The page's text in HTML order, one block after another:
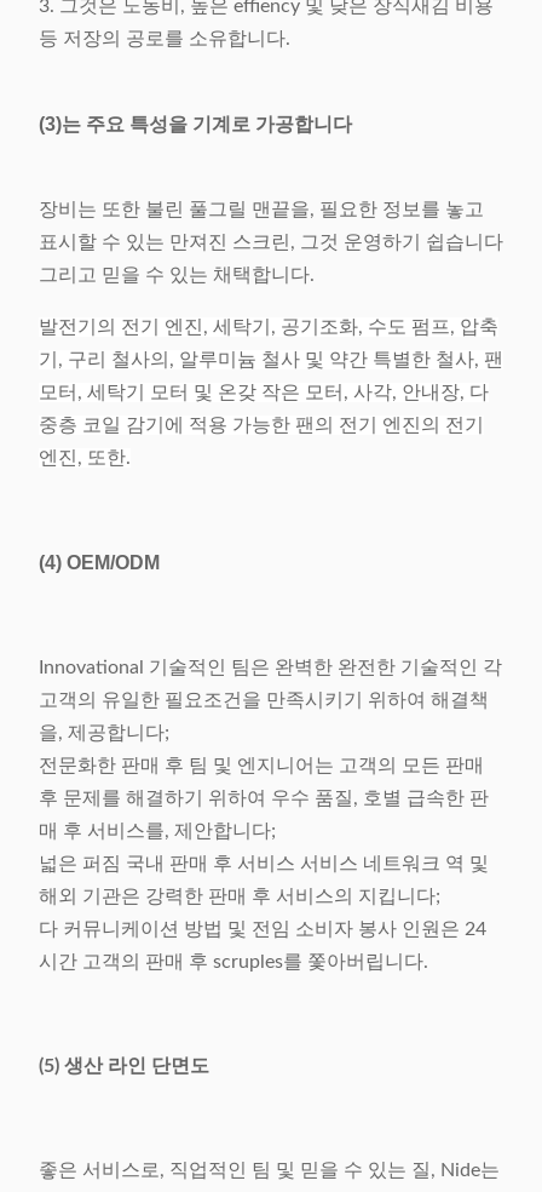
3. 그것은 노동비, 높은 effiency 및 낮은 장식새김 비용
등 저장의 공로를 소유합니다.
(3)는 주요 특성을 기계로 가공합니다
장비는 또한 불린 풀그릴 맨끝을, 필요한 정보를 놓고
표시할 수 있는 만져진 스크린, 그것 운영하기 쉽습니다
그리고 믿을 수 있는 채택합니다.
발전기의 전기 엔진, 세탁기, 공기조화, 수도 펌프, 압축
기, 구리 철사의, 알루미늄 철사 및 약간 특별한 철사, 팬
모터, 세탁기 모터 및 온갖 작은 모터, 사각, 안내장, 다
중층 코일 감기에 적용 가능한 팬의 전기 엔진의 전기
엔진, 또한.
(4) OEM/ODM
Innovational 기술적인 팀은 완벽한 완전한 기술적인 각
고객의 유일한 필요조건을 만족시키기 위하여 해결책
을, 제공합니다;
전문화한 판매 후 팀 및 엔지니어는 고객의 모든 판매
후 문제를 해결하기 위하여 우수 품질, 호별 급속한 판
매 후 서비스를, 제안합니다;
넓은 퍼짐 국내 판매 후 서비스 서비스 네트워크 역 및
해외 기관은 강력한 판매 후 서비스의 지킵니다;
다 커뮤니케이션 방법 및 전임 소비자 봉사 인원은 24
시간 고객의 판매 후 scruples를 쫓아버립니다.
(5) 생산 라인 단면도
좋은 서비스로, 직업적인 팀 및 믿을 수 있는 질, Nide는